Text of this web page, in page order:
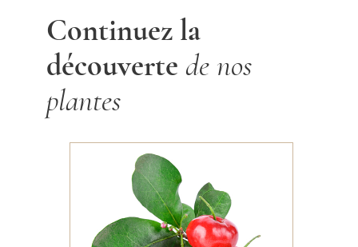
Continuez la
découverte de nos
plantes
Acérola